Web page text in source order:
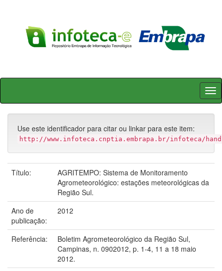
Skip
Use este identificador para citar ou linkar para este item:
http://www.infoteca.cnptia.embrapa.br/infoteca/
Título:
AGRITEMPO: Sistema de Monitoramento
Agrometeorológico: estações meteorológicas da
Região Sul.
Ano de
publicação:
2012
Referência:
Boletim Agrometeorológico da Região Sul,
Campinas, n. 0902012, p. 1-4, 11 a 18 maio
2012.